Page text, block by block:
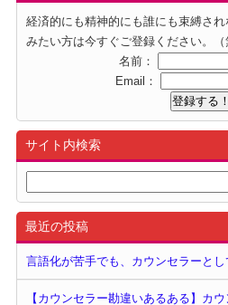
経済的にも精神的にも誰にも束縛さ
みたい方は今すぐご登録ください。（
名前：
Email：
サイト内検索
最近の投稿
言語化が苦手でも、カウンセラーとし
【カウンセラー勘違いあるある】カ